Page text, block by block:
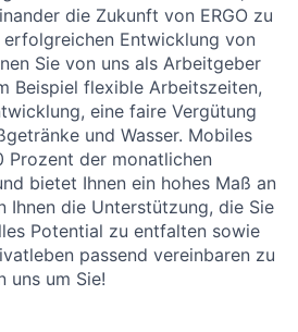
die Zukunft von ERGO zu
Entwicklung von
Sie von uns als Arbeitgeber
Beispiel flexible Arbeitszeiten,
eine faire Vergütung
und Wasser. Mobiles
Prozent der monatlichen
bietet Ihnen ein hohes Maß an
Ihnen die Unterstützung, die Sie
Potential zu entfalten sowie
passend vereinbaren zu
uns um Sie!